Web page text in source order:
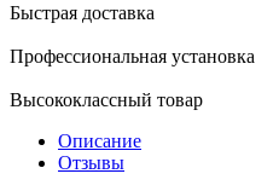
Быстрая доставка
Профессиональная установка
Высококлассный товар
Описание
Отзывы